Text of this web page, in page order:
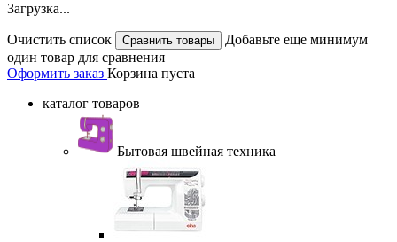
Загрузка...
Очистить список
Добавьте еще минимум
один товар для сравнения
Оформить заказ Корзина пуста
каталог товаров
Бытовая швейная техника